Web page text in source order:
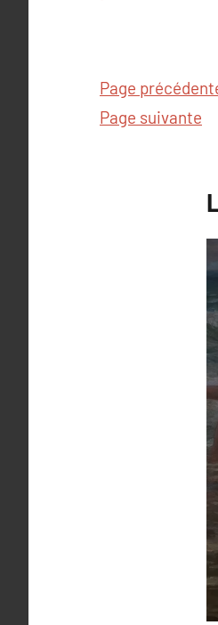
Page
Page suivante